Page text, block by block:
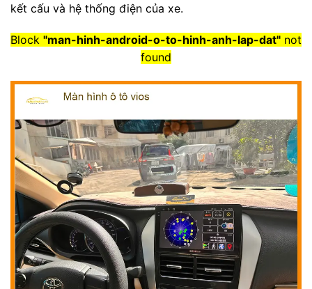
kết cấu và hệ thống điện của xe.
Block "man-hinh-android-o-to-hinh-anh-lap-dat" not
found